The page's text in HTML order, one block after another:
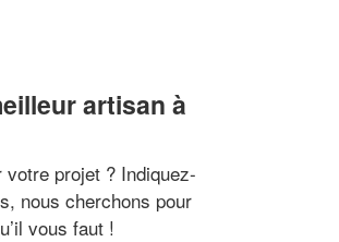
artisan à
projet ? Indiquez-
nous cherchons pour
vous faut !